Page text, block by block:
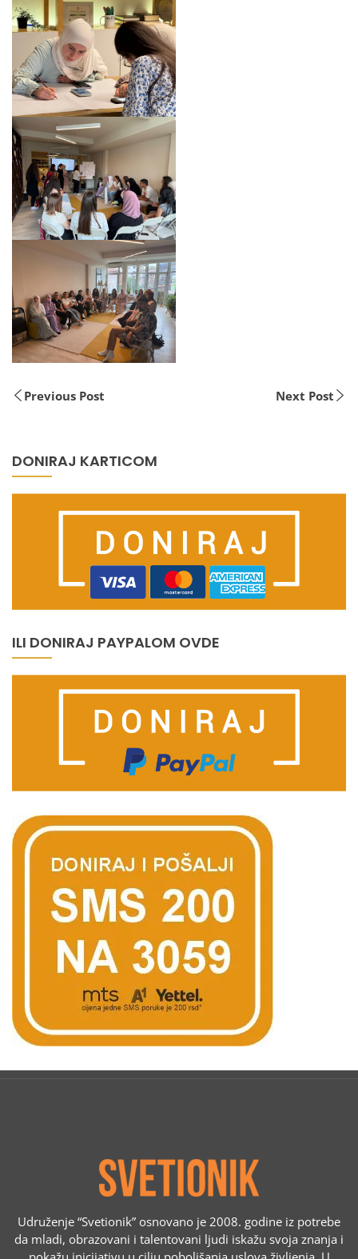
Previous Post Next Post
DONIRAJ KARTICOM
ILI DONIRAJ PAYPALOM OVDE
Udruženje “Svetionik” osnovano je 2008. godine iz potrebe
da mladi, obrazovani i talentovani ljudi iskažu svoja znanja i